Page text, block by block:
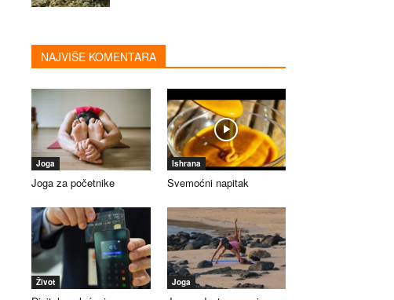
NAJVIŠE KOMENTARA
Joga
Joga za početnike
Ishrana
Svemoćni napitak
Život Joga